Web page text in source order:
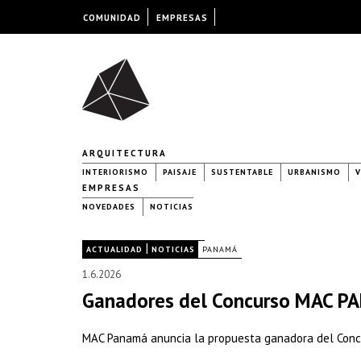
ARQUITECTURA
INTERIORISMO PAISAJE SUSTENTABLE URBANISMO
EMPRESAS
NOVEDADES NOTICIAS
ACTUALIDAD | NOTICIAS PANAMÁ
1.6.2026
Ganadores del Concurso MAC
MAC Panamá anuncia la propuesta ganadora del
COMUNIDAD EMPRESAS